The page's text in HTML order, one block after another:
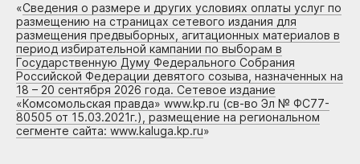
«Сведения о размере и других условиях оплаты услуг по
размещению на страницах сетевого издания для
размещения предвыборных, агитационных материалов в
период избирательной кампании по выборам в
Государственную Думу Федерального Собрания
Российской Федерации девятого созыва, назначенных на
18 – 20 сентября 2026 года. Сетевое издание
«Комсомольская правда» www.kp.ru (св-во Эл № ФС77-
80505 от 15.03.2021г.), размещение на региональном
сегменте сайта: www.kaluga.kp.ru»